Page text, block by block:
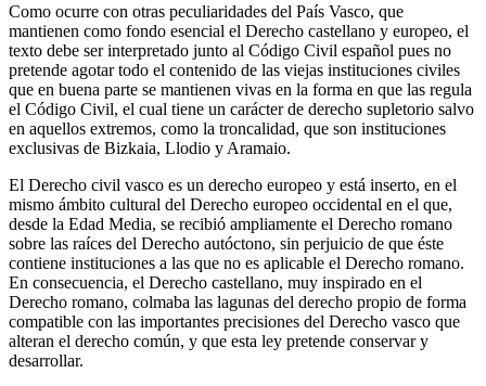
Como ocurre con otras peculiaridades del País Vasco, que
mantienen como fondo esencial el Derecho castellano y europeo, el
texto debe ser interpretado junto al Código Civil español pues no
pretende agotar todo el contenido de las viejas instituciones civiles
que en buena parte se mantienen vivas en la forma en que las regula
el Código Civil, el cual tiene un carácter de derecho supletorio salvo
en aquellos extremos, como la troncalidad, que son instituciones
exclusivas de Bizkaia, Llodio y Aramaio.
El Derecho civil vasco es un derecho europeo y está inserto, en el
mismo ámbito cultural del Derecho europeo occidental en el que,
desde la Edad Media, se recibió ampliamente el Derecho romano
sobre las raíces del Derecho autóctono, sin perjuicio de que éste
contiene instituciones a las que no es aplicable el Derecho romano.
En consecuencia, el Derecho castellano, muy inspirado en el
Derecho romano, colmaba las lagunas del derecho propio de forma
compatible con las importantes precisiones del Derecho vasco que
alteran el derecho común, y que esta ley pretende conservar y
desarrollar.